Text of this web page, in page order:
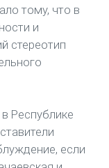
тому, что в
и
стереотип
Республике
если